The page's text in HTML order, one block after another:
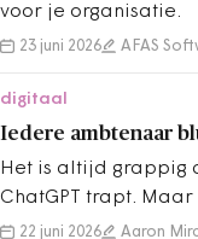
voor je organisatie.
23 juni 2026 AFAS
digitaal
Iedere ambtenaar
Het is altijd grappig
ChatGPT trapt.
geblunder komen we
22 juni 2026 Aaron